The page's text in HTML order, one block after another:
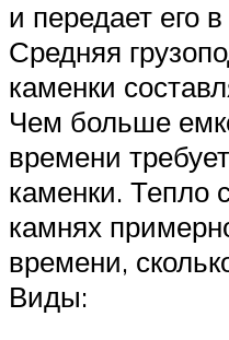
и передает его
Средняя
каменки
Чем больше
времени
каменки. Тепло
камнях
времени,
Виды: